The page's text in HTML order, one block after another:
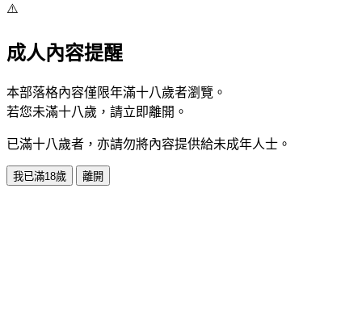
⚠️
成人內容提醒
本部落格內容僅限年滿十八歲者瀏覽。
若您未滿十八歲，請立即離開。
已滿十八歲者，亦請勿將內容提供給未成年人士。
我已滿18歲 離開